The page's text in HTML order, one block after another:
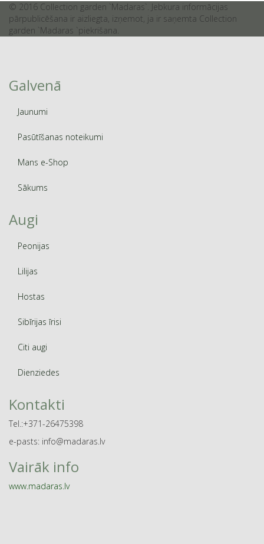
© 2016 Collection garden `Madaras`. Jebkura informācijas
pārpublicēšana ir aizliegta, izņemot, ja ir saņemta Collection
garden `Madaras `piekrišana.
Galvenā
Jaunumi
Pasūtīšanas noteikumi
Mans e-Shop
Sākums
Augi
Peonijas
Lilijas
Hostas
Sibīrijas īrisi
Citi augi
Dienziedes
Kontakti
Tel.:+371-26475398
e-pasts: info@madaras.lv
Vairāk info
www.madaras.lv